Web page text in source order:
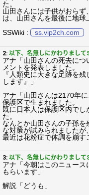
た。
山田さんには子供がおらず
は、山田さんを最後に地球
SSWiki :
ss.vip2ch.com
2: 以下、名無しにかわりまし
アナ「山田さんの死去に
メントを発表しました。
『人類史に大きな足跡を
します』」
アナ「山田さんは2170年
保護区で生まれました。
既に日本人は保護区内で
た。
なんとか山田さんの子孫を
な対策が試みられましたが
最近は花粉症で体調を崩す
3: 以下、名無しにかわりまし
アナ「今朝はこのニュー
もらいます」
解説「どうも」